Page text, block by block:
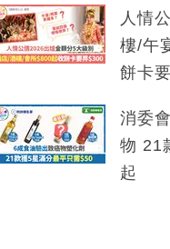
人情
樓/午
餅卡
消委
物 21
起